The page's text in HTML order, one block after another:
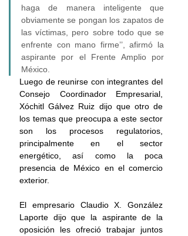
haga de manera inteligente que
obviamente se pongan los zapatos de
las víctimas, pero sobre todo que se
enfrente con mano firme’’, afirmó la
aspirante por el Frente Amplio por
México.
Luego de reunirse con integrantes del
Consejo Coordinador Empresarial,
Xóchitl Gálvez Ruiz dijo que otro de
los temas que preocupa a este sector
son los procesos regulatorios,
principalmente en el sector
energético, así como la poca
presencia de México en el comercio
exterior.
El empresario Claudio X. González
Laporte dijo que la aspirante de la
oposición les ofreció trabajar juntos